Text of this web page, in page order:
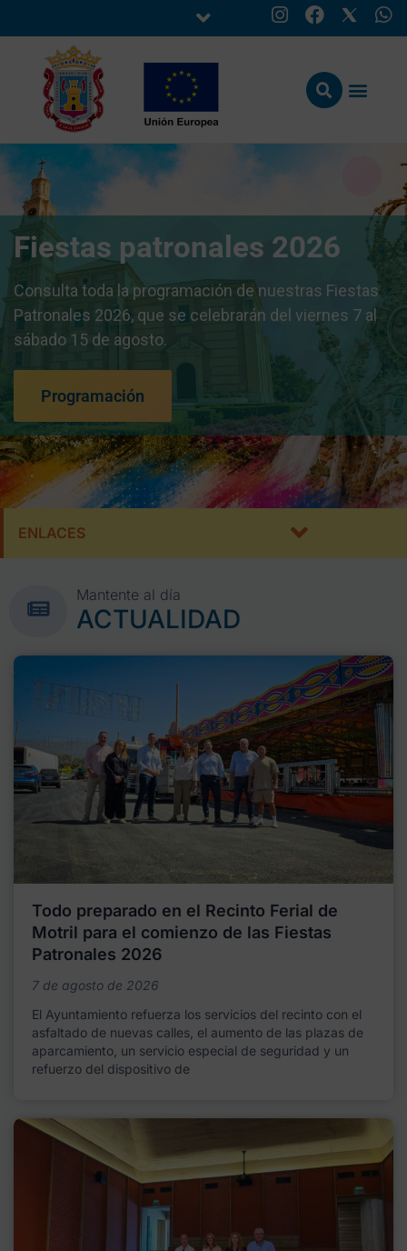
Fiestas patronales 2026
Consulta toda la programación de nuestras Fiestas
Patronales 2026, que se celebrarán del viernes 7 al
sábado 15 de agosto.
Programación
ENLACES
Mantente al día
ACTUALIDAD
Todo preparado en el Recinto Ferial de
Motril para el comienzo de las Fiestas
Patronales 2026
7 de agosto de 2026
El Ayuntamiento refuerza los servicios del recinto con el
asfaltado de nuevas calles, el aumento de las plazas de
aparcamiento, un servicio especial de seguridad y un
refuerzo del dispositivo de